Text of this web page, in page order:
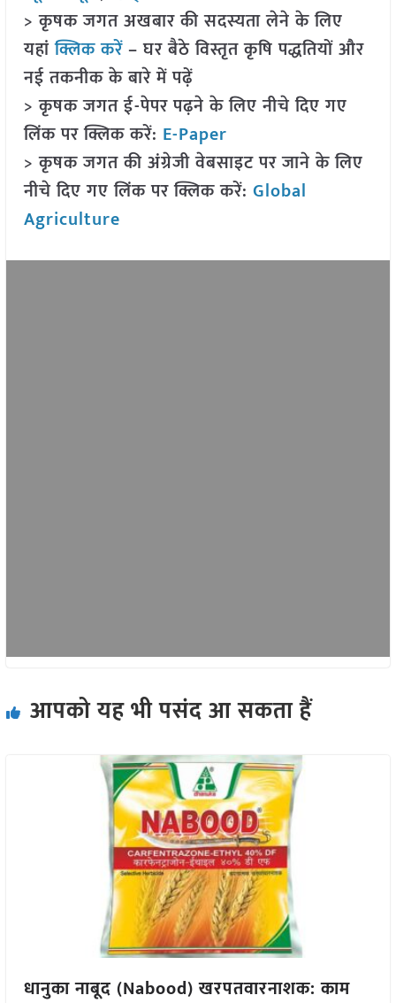
> कृषक जगत अखबार की सदस्यता लेने के लिए
यहांक्लिक करें– घर बैठे विस्तृत कृषि पद्धतियों और
नई तकनीक के बारे में पढ़ें
> कृषक जगत ई-पेपर पढ़ने के लिए नीचे दिए गए
लिंक पर क्लिक करें: E-Paper
> कृषक जगत की अंग्रेजी वेबसाइट पर जाने के लिए
नीचे दिए गए लिंक पर क्लिक करें: Global
Agriculture
आपको यह भी पसंद आ सकता हैं
धानुका नाबूद (Nabood) खरपतवारनाशक: काम